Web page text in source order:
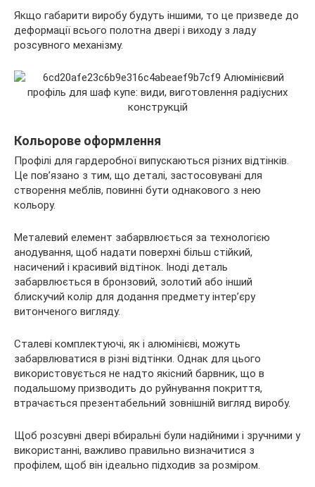
Якщо габарити виробу будуть іншими, то це призведе до
деформації всього полотна двері і виходу з ладу
розсувного механізму.
Кольорове оформлення
Профілі для гардеробної випускаються різних відтінків.
Це пов’язано з тим, що деталі, застосовувані для
створення меблів, повинні бути однакового з нею
кольору.
Металевий елемент забарвлюється за технологією
анодування, щоб надати поверхні більш стійкий,
насичений і красивий відтінок. Іноді деталь
забарвлюється в бронзовий, золотий або інший
блискучий колір для додання предмету інтер’єру
витонченого вигляду.
Сталеві комплектуючі, як і алюмінієві, можуть
забарвлюватися в різні відтінки. Однак для цього
використовується не надто якісний барвник, що в
подальшому призводить до руйнування покриття,
втрачається презентабельний зовнішній вигляд виробу.
Щоб розсувні двері вбиральні були надійними і зручними у
використанні, важливо правильно визначитися з
профілем, щоб він ідеально підходив за розміром.